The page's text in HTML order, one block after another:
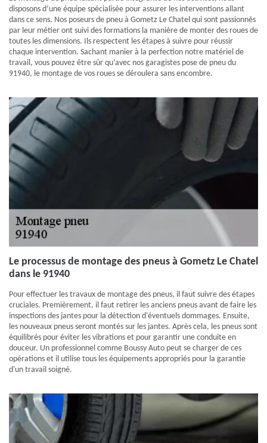
disposons d’une équipe spécialisée pour assurer les interventions allant
dans ce sens. Nos poseurs de pneu à Gometz Le Chatel qui sont passionnés
par leur métier ont suivi des formations la manière de monter des roues de
toutes les dimensions. Ils respectent les étapes à suivre pour réussir
chaque intervention. Sachant manier à la perfection notre matériel de
travail, vous pouvez être sûr qu’avec nos garagistes pose de pneu du
91940, le montage de vos roues se déroulera sans encombre.
Le processus de montage des pneus à Gometz Le Chatel
dans le 91940
Pour effectuer les travaux de montage des pneus, il faut suivre des étapes
cruciales. Premièrement, il faut retirer les anciens pneus avant de faire les
inspections des jantes pour la détection d'éventuels dommages. Ensuite,
les nouveaux pneus seront montés sur les jantes. Après cela, les pneus sont
équilibrés pour éviter les vibrations et pour garantir une conduite en
douceur. Un professionnel comme Boussy Auto peut se charger de ces
opérations et il utilise tous les équipements appropriés pour la garantie
d'un travail soigné.